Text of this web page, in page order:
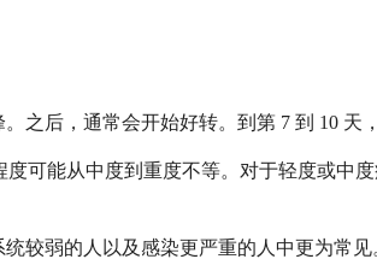
之后，通常会开始好转。到第 7 到 10 天
度可能从中度到重度不等。对于轻度或
较弱的人以及感染更严重的人中更为常